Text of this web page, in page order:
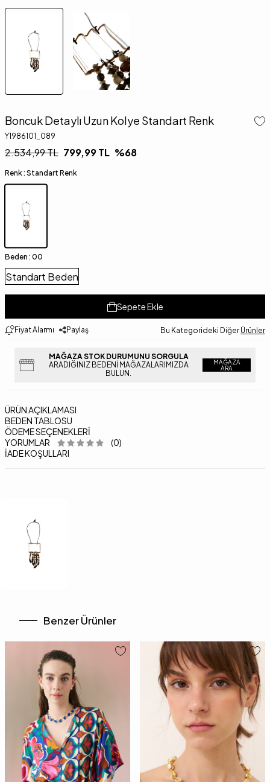
Boncuk Detaylı Uzun Kolye Standart Renk
Y1986101_089
2.534,99TL 799,99TL %68
Renk : Standart Renk
Beden : 00
Standart Beden
Sepete Ekle
Fiyat Alarmı Paylaş Bu Kategorideki Diğer Ürünler
MAĞAZA STOK DURUMUNU SORGULA
ARADIĞINIZ BEDENI MAĞAZALARIMIZDA
BULUN.
MAĞAZA
ARA
ÜRÜN AÇIKLAMASI
BEDEN TABLOSU
ÖDEME SEÇENEKLERI
YORUMLAR
(0)
İADE KOŞULLARI
Benzer Ürünler